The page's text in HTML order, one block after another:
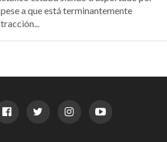
a que está terminantemente